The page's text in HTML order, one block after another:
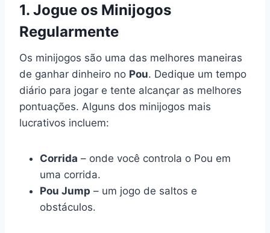
1. Jogue os Minijogos
Regularmente
Os minijogos são uma das melhores maneiras
de ganhar dinheiro no Pou. Dedique um tempo
diário para jogar e tente alcançar as melhores
pontuações. Alguns dos minijogos mais
lucrativos incluem:
Corrida – onde você controla o Pou em
uma corrida.
Pou Jump – um jogo de saltos e
obstáculos.